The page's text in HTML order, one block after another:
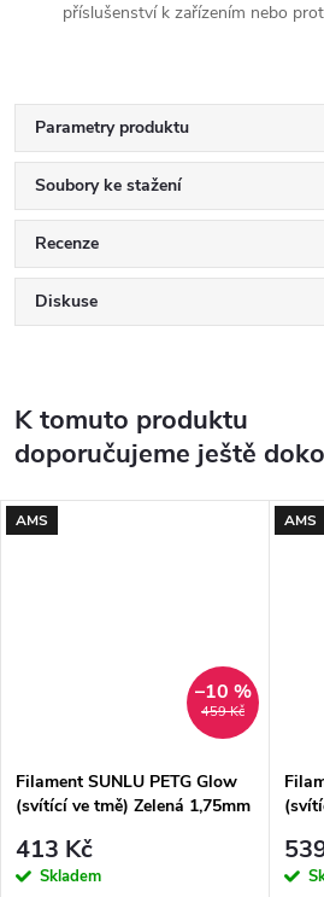
příslušenství k zařízením nebo
Parametry produktu
Soubory ke stažení
Recenze
Diskuse
K tomuto produktu
doporučujeme ještě
AMS
459 Kč
–10 %
Filament SUNLU PETG Glow
(svítící ve tmě) Zelená 1,75mm
413 Kč
Skladem
AMS